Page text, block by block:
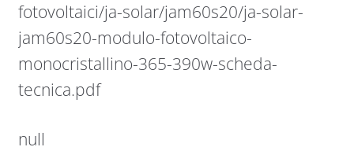
fotovoltaici/ja-solar/jam60s20/ja-solar-
jam60s20-modulo-fotovoltaico-
monocristallino-365-390w-scheda-
tecnica.pdf
null